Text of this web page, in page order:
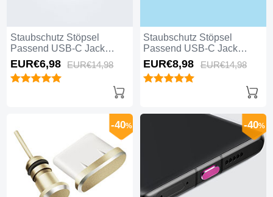
Staubschutz Stöpsel
Passend USB-C Jack
Type-C Universal H11 für
Apple iPhone 16 Schwarz
EUR€6,98 EUR€14,98
Staubschutz Stöpsel
Passend USB-C Jack
Type-C Universal H10 für
Apple iPhone 16 Blau
EUR€8,98 EUR€14,98
-40% -40%